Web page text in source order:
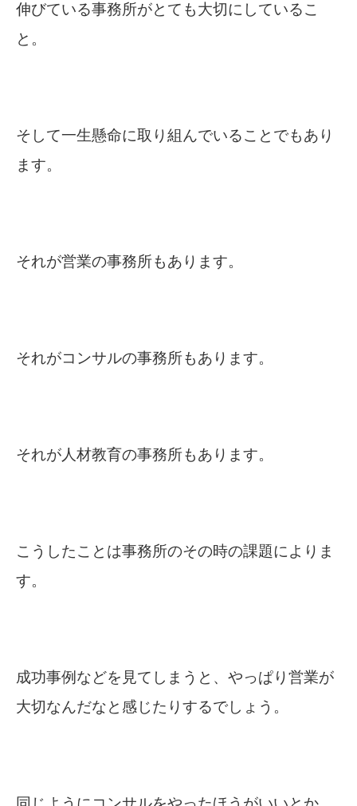
伸びている事務所がとても大切にしているこ
と。
そして一生懸命に取り組んでいることでもあり
ます。
それが営業の事務所もあります。
それがコンサルの事務所もあります。
それが人材教育の事務所もあります。
こうしたことは事務所のその時の課題によりま
す。
成功事例などを見てしまうと、やっぱり営業が
大切なんだなと感じたりするでしょう。